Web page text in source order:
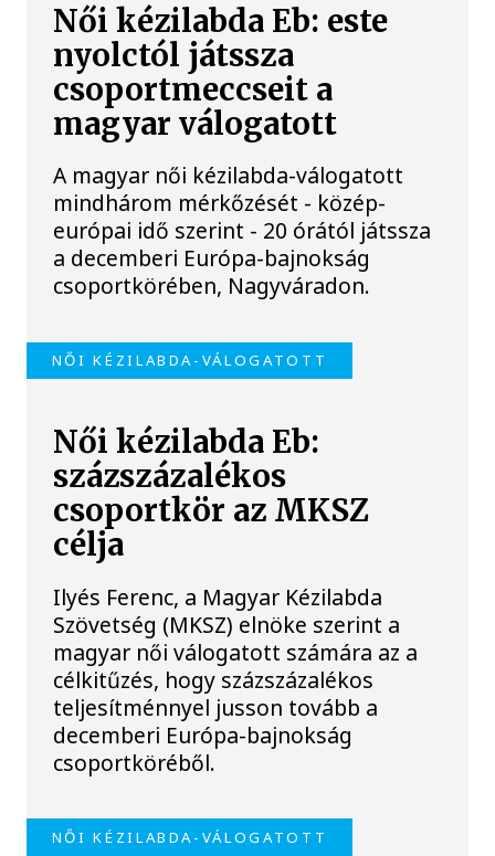
Női kézilabda Eb: este
nyolctól játssza
csoportmeccseit a
magyar válogatott
A magyar női kézilabda-válogatott
mindhárom mérkőzését - közép-
európai idő szerint - 20 órától játssza
a decemberi Európa-bajnokság
csoportkörében, Nagyváradon.
NŐI KÉZILABDA-VÁLOGATOTT
Női kézilabda Eb:
százszázalékos
csoportkör az MKSZ
célja
Ilyés Ferenc, a Magyar Kézilabda
Szövetség (MKSZ) elnöke szerint a
magyar női válogatott számára az a
célkitűzés, hogy százszázalékos
teljesítménnyel jusson tovább a
decemberi Európa-bajnokság
csoportköréből.
NŐI KÉZILABDA-VÁLOGATOTT